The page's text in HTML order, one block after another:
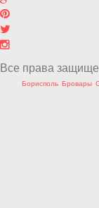
Все права
Борисполь Бровары